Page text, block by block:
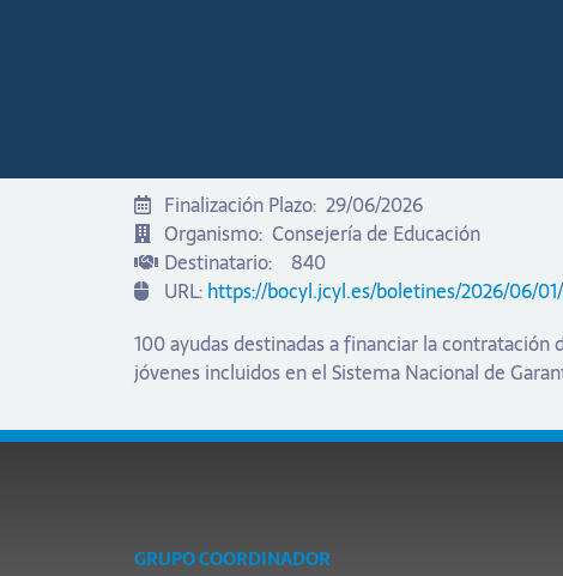
Finalización Plazo: 29/06/2026
Organismo: Consejería de Educación
Destinatario: 840
URL:https://bocyl.jcyl.es/boletines/2026/06/
100 ayudas destinadas a financiar la
jóvenes incluidos en el Sistema Nacional de
GRUPO COORDINADOR